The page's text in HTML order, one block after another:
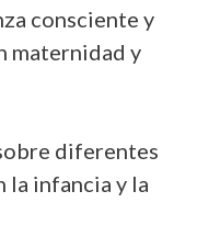
consciente y
maternidad y
diferentes
la infancia y la